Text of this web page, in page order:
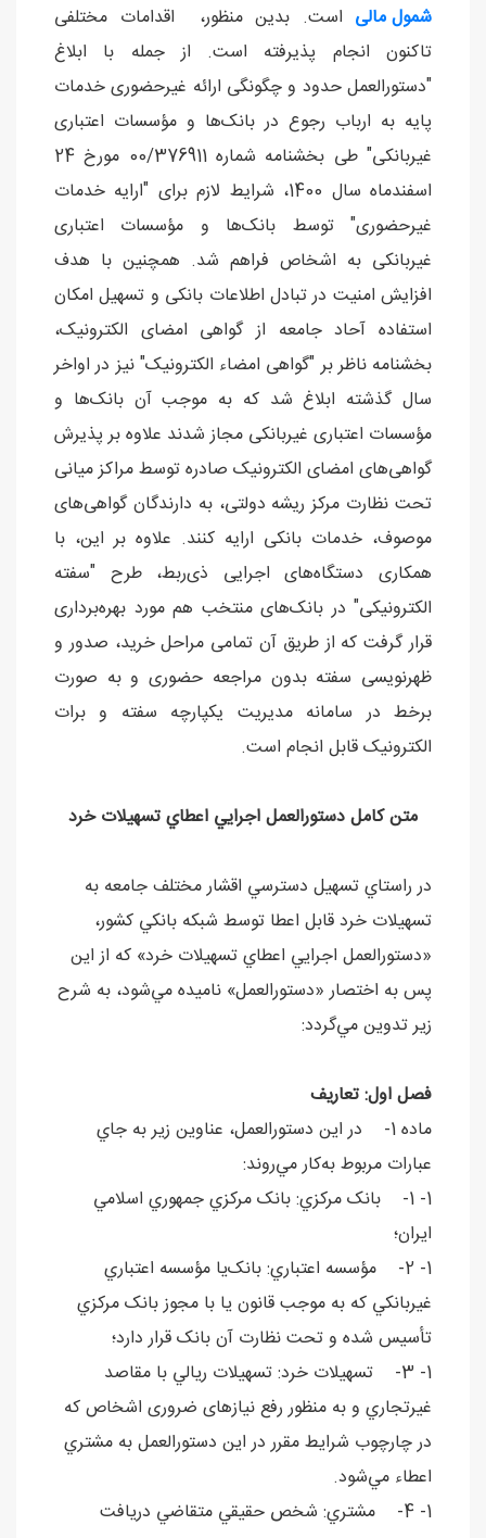
شمول مالی است. بدین منظور، اقدامات مختلفی
تاکنون انجام پذیرفته است. از جمله با ابلاغ
"دستورالعمل حدود و چگونگی ارائه غیرحضوری خدمات
پایه به ارباب رجوع در بانک‌ها و مؤسسات اعتباری
اسفندماه سال 1400، شرایط لازم برای "ارایه خدمات
غیرحضوری" توسط بانک‌ها و مؤسسات اعتباری
غیربانکی به اشخاص فراهم شد. همچنین با هدف
افزایش امنیت در تبادل اطلاعات بانکی و تسهیل امکان
استفاده آحاد جامعه از گواهی امضای الکترونیک،
بخشنامه ناظر بر "گواهی امضاء الکترونیک" نیز در اواخر
سال گذشته ابلاغ شد که به موجب آن بانک‌ها و
مؤسسات اعتباری غیربانکی مجاز شدند علاوه بر پذیرش
گواهی‌های امضای الکترونیک صادره توسط مراکز میانی
تحت نظارت مرکز ریشه دولتی، به دارندگان گواهی‌های
موصوف، خدمات بانکی ارایه کنند. علاوه بر این، با
همکاری دستگاه‌های اجرایی ذی‌ربط، طرح "سفته
الکترونیکی" در بانک‌های منتخب هم مورد بهره‌برداری
قرار گرفت که از طریق آن تمامی مراحل خرید، صدور و
ظهرنویسی سفته بدون مراجعه حضوری و به صورت
برخط در سامانه مدیریت یکپارچه سفته و برات
الکترونیک قابل انجام است.
متن کامل دستورالعمل اجرايي اعطاي تسهيلات خرد
در راستاي تسهيل دسترسي اقشار مختلف جامعه به
تسهيلات خرد قابل اعطا توسط شبکه بانکي کشور،
«دستورالعمل اجرايي اعطاي تسهيلات خرد» که از اين
پس به اختصار «دستورالعمل» ناميده مي‌شود، به شرح
زير تدوين مي‌گردد:
فصل اول: تعاريف
ماده 1- در اين دستورالعمل، عناوين زير به جاي
عبارات مربوط به‌کار مي‌روند:
1- 1- بانک مرکزي: بانک مرکزي جمهوري اسلامي
ايران؛
1- 2- مؤسسه اعتباري: بانک‌يا مؤسسه اعتباري
غيربانکي که به موجب قانون يا با مجوز بانک مرکزي
تأسيس شده و تحت نظارت آن بانک قرار دارد؛
1- 3- تسهيلات خرد: تسهيلات ريالي با مقاصد
غيرتجاري و به منظور رفع نيازهای ضروری اشخاص که
در چارچوب شرايط مقرر در اين دستورالعمل به مشتري
اعطاء مي‌شود.
1- 4- مشتري: شخص حقيقي متقاضي دريافت